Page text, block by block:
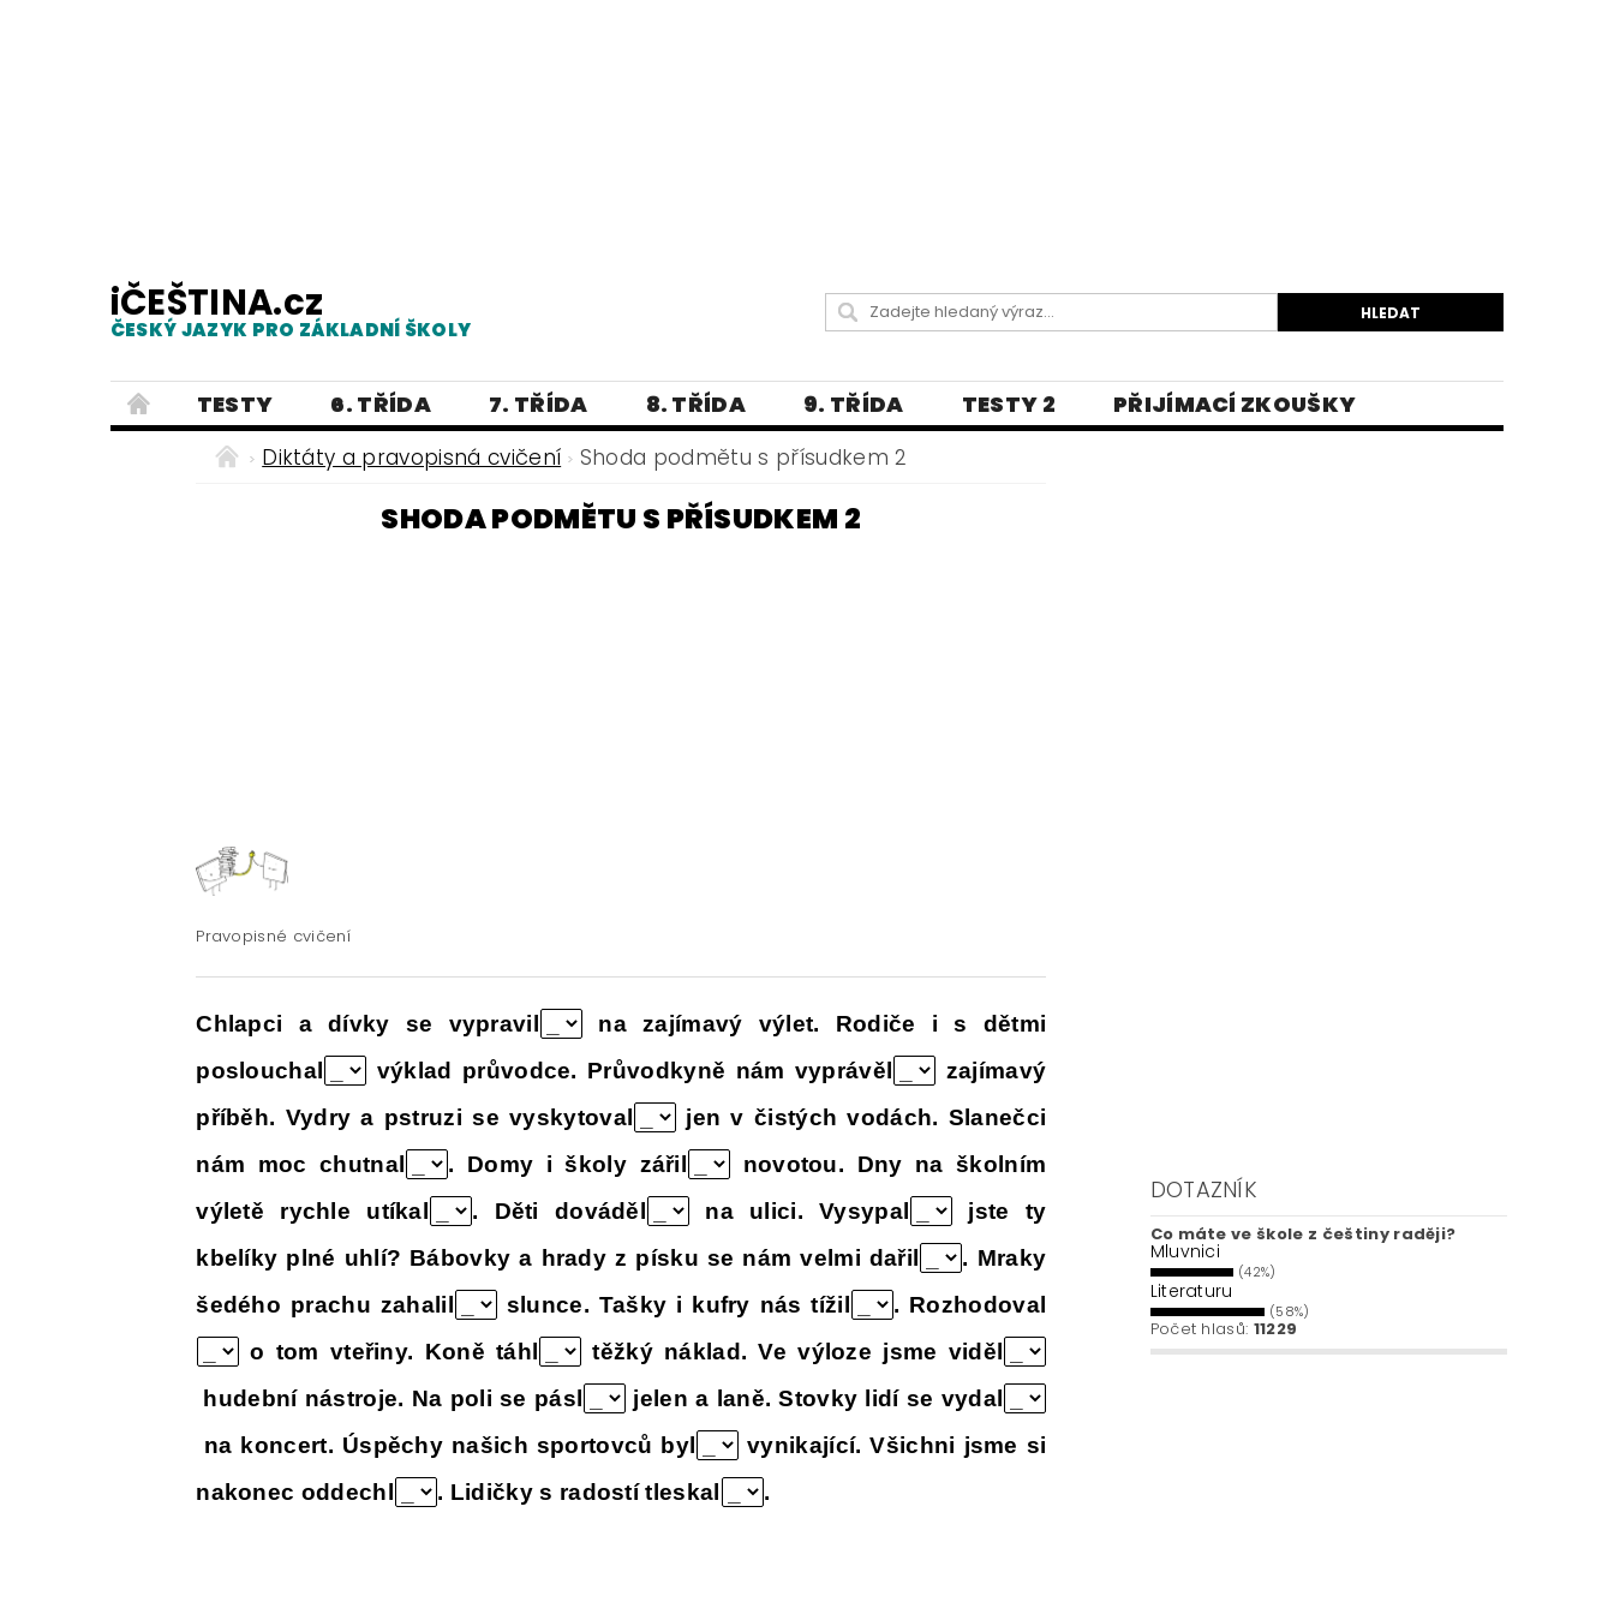
iČEŠTINA.cz
ČESKÝ JAZYK PRO ZÁKLADNÍ ŠKOLY
TESTY 6. TŘÍDA 7. TŘÍDA 8. TŘÍDA 9. TŘÍDA TESTY 2
PŘIJÍMACÍ ZKOUŠKY
PRAVOPIS
PRACOVNÍ LISTY LITERATURA JAZYKOVĚDNÝ SLOVNÍČEK
ČEŠTINA PRO UKRAJINCE - ЧЕСЬКА МОВА ДЛЯ УКРАЇНЦІВ
BLOG - VŠE O ČEŠTINĚ
Diktáty a pravopisná cvičení Shoda podmětu s přísudkem 2
SHODA PODMĚTU S PŘÍSUDKEM 2
Pravopisné cvičení
Chlapci a dívky se vypravil
na zajímavý výlet. Rodiče i s dětmi
poslouchal
výklad průvodce. Průvodkyně nám vyprávěl
zajímavý
příběh. Vydry a pstruzi se vyskytoval
jen v čistých vodách. Slanečci
nám moc chutnal
. Domy i školy zářil
novotou. Dny na školním
výletě rychle utíkal
. Děti dováděl na ulici. Vysypal
jste ty
kbelíky plné uhlí? Bábovky a hrady z písku se nám velmi dařil
. Mraky
šedého prachu zahalil
slunce. Tašky i kufry nás tížil
. Rozhodoval
o tom vteřiny. Koně táhl
těžký náklad. Ve výloze jsme viděl
hudební nástroje. Na poli se pásl
jelen a laně. Stovky lidí se vydal
na koncert. Úspěchy našich sportovců byl
vynikající. Všichni jsme si
nakonec oddechl
. Lidičky s radostí tleskal .
DOTAZNÍK
Co máte ve škole z češtiny raději?
Mluvnici
(42%)
Literaturu
(58%)
Počet hlasů: 11229